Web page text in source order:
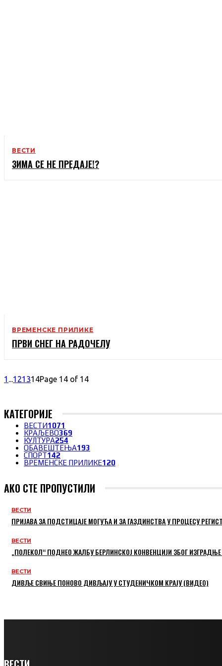
ВЕСТИ
ЗИМА СЕ НЕ ПРЕДАЈЕ!?
ВРЕМЕНСКЕ ПРИЛИКЕ
ПРВИ СНЕГ НА РАДОЧЕЛУ
1 ...121314Page 14 of 14
КАТЕГОРИЈЕ
ВЕСТИ1071
КРАЉЕВО369
КУЛТУРА254
ОБАВЕШТЕЊА193
СПОРТ142
ВРЕМЕНСКЕ ПРИЛИКЕ120
АКО СТЕ ПРОПУСТИЛИ
ВЕСТИ
ПРИЈАВА ЗА ПОДСТИЦАЈЕ МОГУЋА И ЗА ГАЗДИНСТВА У ПРОЦЕСУ
ВЕСТИ
„ПОЛЕКОЛ“ ПОДНЕО ЖАЛБУ БЕРЛИНСКОЈ КОНВЕНЦИЈИ ЗБОГ
ВЕСТИ
ДИВЉЕ СВИЊЕ ПОНОВО ДИВЉАЈУ У СТУДЕНИЧКОМ КРАЈУ (ВИДЕО)